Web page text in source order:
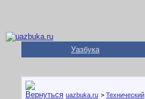
Уазбука
uazbuka.ru > Технический